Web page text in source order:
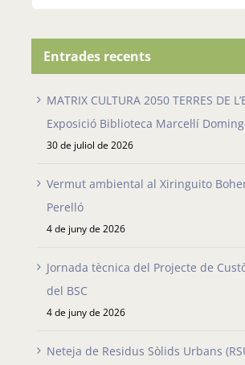
Entrades recents
MATRIX CULTURA 2050 TERRES DE
Exposició Biblioteca Marcel·lí
30 de juliol de 2026
Vermut ambiental al Xiringuito
Perelló
4 de juny de 2026
Jornada tècnica del Projecte de
del BSC
4 de juny de 2026
Neteja de Residus Sòlids Urbans